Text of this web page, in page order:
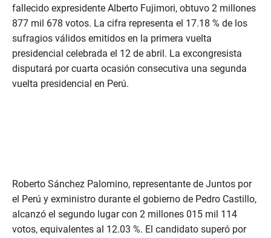
fallecido expresidente Alberto Fujimori, obtuvo 2 millones
877 mil 678 votos. La cifra representa el 17.18 % de los
sufragios válidos emitidos en la primera vuelta
presidencial celebrada el 12 de abril. La excongresista
disputará por cuarta ocasión consecutiva una segunda
vuelta presidencial en Perú.
Roberto Sánchez Palomino, representante de Juntos por
el Perú y exministro durante el gobierno de Pedro Castillo,
alcanzó el segundo lugar con 2 millones 015 mil 114
votos, equivalentes al 12.03 %. El candidato superó por